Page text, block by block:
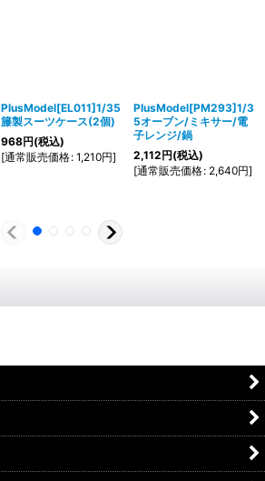
PlusModel[EL011]1/35
籐製スーツケース(2個)
968円(税込)
[通常販売価格: 1,210円]
PlusModel[PM293]1/3
5オーブン/ミキサー/電
子レンジ/鍋
2,112円(税込)
[通常販売価格: 2,640円]